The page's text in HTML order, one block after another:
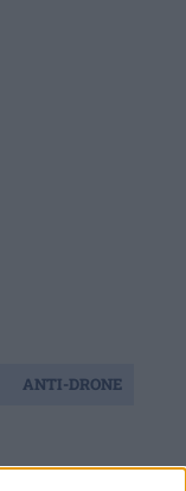
ΑΝΤΙ-DRONE